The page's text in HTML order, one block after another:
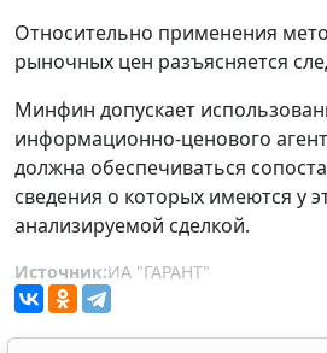
Относительно применения
рыночных цен разъясняется
Минфин допускает
информационно-ценового
должна обеспечиваться
сведения о которых имеются у
анализируемой сделкой.
Источник:ИА "ГАРАНТ"